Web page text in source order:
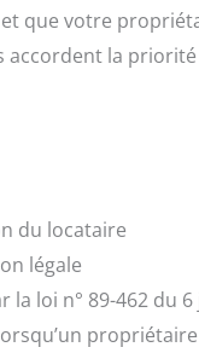
que votre
la
du locataire
légale
loi n° 89-462 du